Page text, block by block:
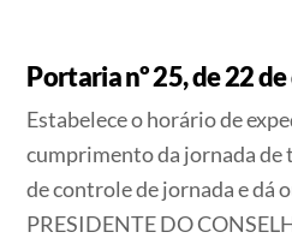
Portaria nº 25, de 22
Estabelece o horário de
cumprimento da jornada de
de controle de jornada e dá
PRESIDENTE DO